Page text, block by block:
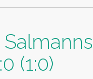
(1:0)